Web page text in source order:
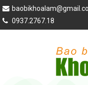
0937.2767.18